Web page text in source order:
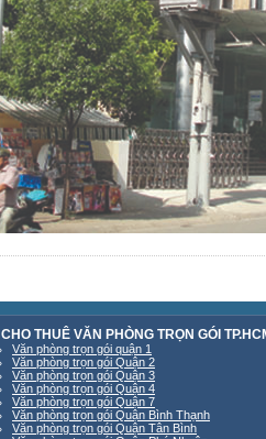
CHO THUÊ VĂN PHÒNG TRỌN GÓI
Văn phòng trọn gói quận 1
Văn phòng trọn gói Quận 2
Văn phòng trọn gói Quận 3
Văn phòng trọn gói Quận 4
Văn phòng trọn gói Quận 7
Văn phòng trọn gói Quận Bình Thạnh
Văn phòng trọn gói Quận Tân Bình